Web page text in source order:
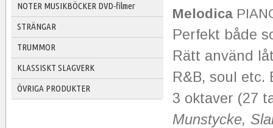
NOTER MUSIKBÖCKER DVD-filmer
STRÄNGAR
TRUMMOR
KLASSISKT SLAGVERK
ÖVRIGA PRODUKTER
Melodica
Perfekt både
Rätt använd
R&B, soul etc.
3 oktaver (27
Munstycke,